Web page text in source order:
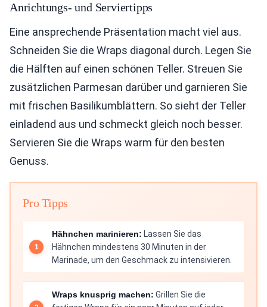
Anrichtungs- und Serviertipps
Eine ansprechende Präsentation macht viel aus.
Schneiden Sie die Wraps diagonal durch. Legen Sie
die Hälften auf einen schönen Teller. Streuen Sie
zusätzlichen Parmesan darüber und garnieren Sie
mit frischen Basilikumblättern. So sieht der Teller
einladend aus und schmeckt gleich noch besser.
Servieren Sie die Wraps warm für den besten
Genuss.
Pro Tipps
Hähnchen marinieren: Lassen Sie das
Hähnchen mindestens 30 Minuten in der
Marinade, um den Geschmack zu intensivieren.
Wraps knusprig machen: Grillen Sie die